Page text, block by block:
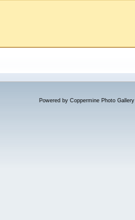
Powered by Coppermine Photo Gallery